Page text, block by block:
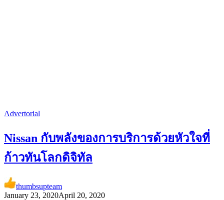
Advertorial
Nissan กับพลังของการบริการด้วยหัวใจที่
ก้าวทันโลกดิจิทัล
thumbsupteam
January 23, 2020April 20, 2020